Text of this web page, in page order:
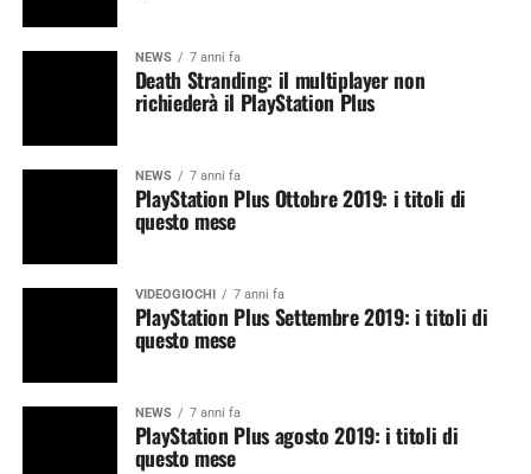
NEWS 7 anni fa
Death Stranding: il multiplayer non
richiederà il PlayStation Plus
NEWS 7 anni fa
PlayStation Plus Ottobre 2019: i titoli di
questo mese
VIDEOGIOCHI 7 anni fa
PlayStation Plus Settembre 2019: i titoli di
questo mese
NEWS 7 anni fa
PlayStation Plus agosto 2019: i titoli di
questo mese